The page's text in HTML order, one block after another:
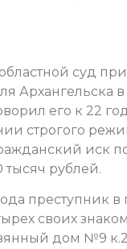
суд
Архангельска
его к 22
строгого
иск
тысяч рублей.
преступник
своих
дом №9